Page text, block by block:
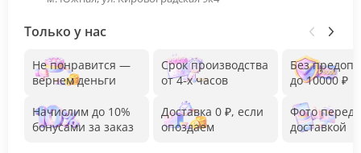
Только у нас
Не понравится —
вернем деньги
Начислим до 10%
бонусами за заказ
Срок производства
от 4-х часов
Доставка 0 ₽, если
опоздаем
Без
до 10000 ₽
Фото перед
доставкой